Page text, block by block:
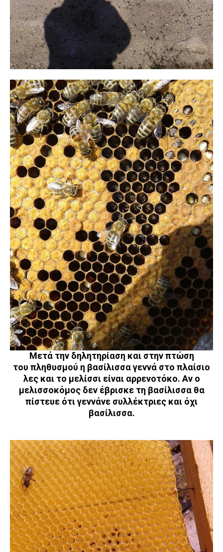
Μετά την δηλητηρίαση και στην πτώση
του πληθυσμού η βασίλισσα γεννά στο πλαίσιο
λες και το μελίσσι είναι αρρενοτόκο. Αν ο
μελισσοκόμος δεν έβρισκε τη βασίλισσα θα
πίστευε ότι γεννάνε συλλέκτριες και όχι
βασίλισσα.